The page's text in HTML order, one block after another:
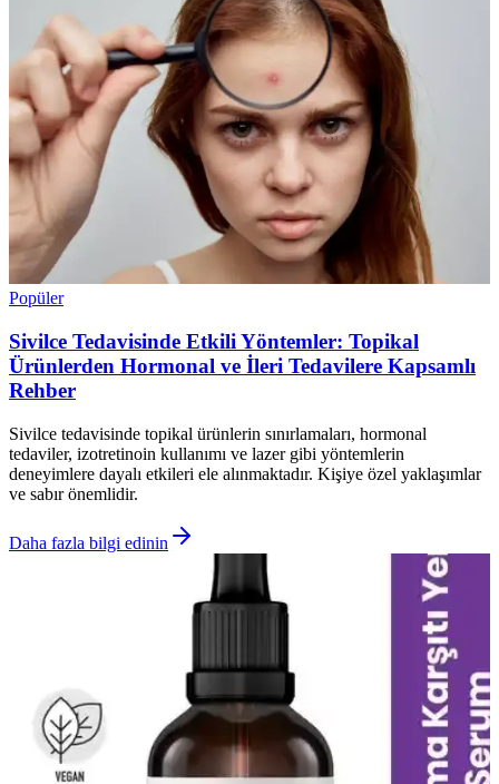
Popüler
Sivilce Tedavisinde Etkili Yöntemler: Topikal
Ürünlerden Hormonal ve İleri Tedavilere Kapsamlı
Rehber
Sivilce tedavisinde topikal ürünlerin sınırlamaları, hormonal
tedaviler, izotretinoin kullanımı ve lazer gibi yöntemlerin
deneyimlere dayalı etkileri ele alınmaktadır. Kişiye özel yaklaşımlar
ve sabır önemlidir.
Daha fazla bilgi edinin